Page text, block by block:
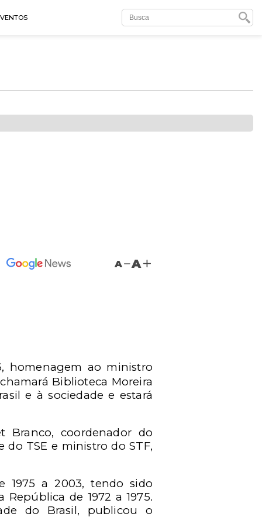
A A
homenagem ao ministro
Biblioteca Moreira
e à sociedade e estará
Branco, coordenador do
do TSE e ministro do STF,
1975 a 2003, tendo sido
de 1972 a 1975.
do Brasil, publicou o